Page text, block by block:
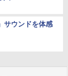
サウンドを体感